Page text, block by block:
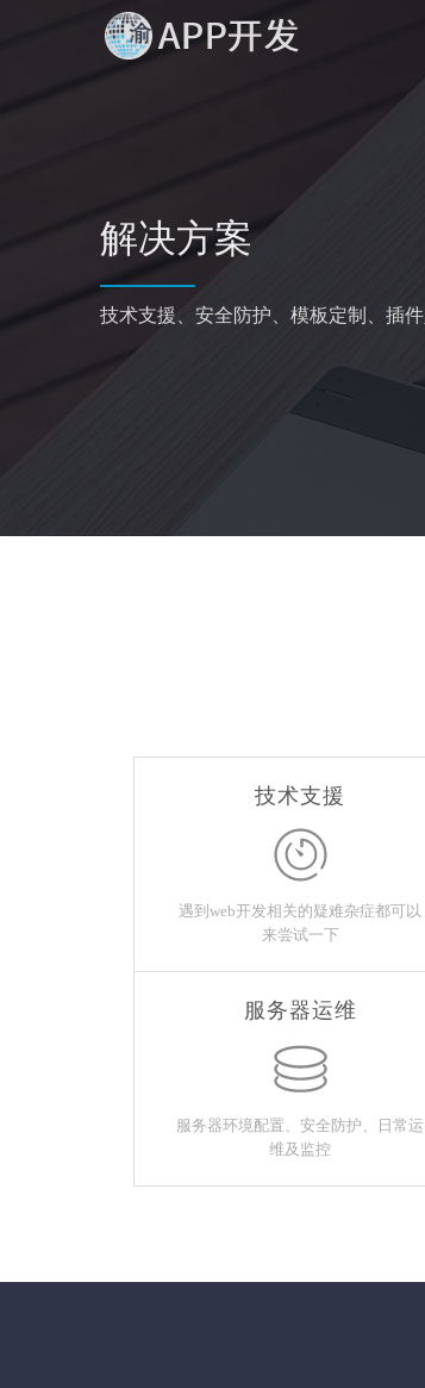
解决方案
技术支援、安全防护、模板定制、插
技术支援
遇到web开发相关的疑难杂症都可以
来尝试一下
服务器运维
服务器环境配置、安全防护、日常运
维及监控